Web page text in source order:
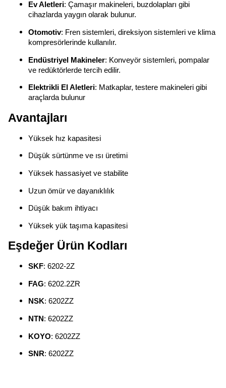
Ev Aletleri: Çamaşır makineleri, buzdolapları gibi
cihazlarda yaygın olarak bulunur.
Otomotiv: Fren sistemleri, direksiyon sistemleri ve klima
kompresörlerinde kullanılır.
Endüstriyel Makineler: Konveyör sistemleri, pompalar
ve redüktörlerde tercih edilir.
Elektrikli El Aletleri: Matkaplar, testere makineleri gibi
araçlarda bulunur
Avantajları
Yüksek hız kapasitesi
Düşük sürtünme ve ısı üretimi
Yüksek hassasiyet ve stabilite
Uzun ömür ve dayanıklılık
Düşük bakım ihtiyacı
Yüksek yük taşıma kapasitesi
Eşdeğer Ürün Kodları
SKF: 6202-2Z
FAG: 6202.2ZR
NSK: 6202ZZ
NTN : 6202ZZ
KOYO: 6202ZZ
SNR: 6202ZZ